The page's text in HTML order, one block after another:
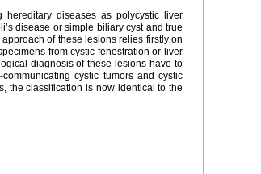
hereditary diseases as polycystic liver
disease or simple biliary cyst and true
of these lesions relies firstly on
from cystic fenestration or liver
diagnosis of these lesions have to
cystic tumors and cystic
the classification is now identical to the